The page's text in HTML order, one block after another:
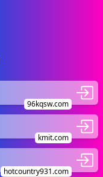
96kqsw.com
kmit.com
hotcountry931.com